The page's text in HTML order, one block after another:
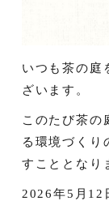
いつも茶の庭
ざいます。
このたび茶の
る環境づくり
すこととなり
2026年5月12